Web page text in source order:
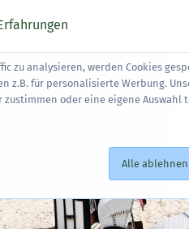
zu analysieren, werden Cookies
z.B. für personalisierte Werbung.
oder eine eigene
Alle ablehnen